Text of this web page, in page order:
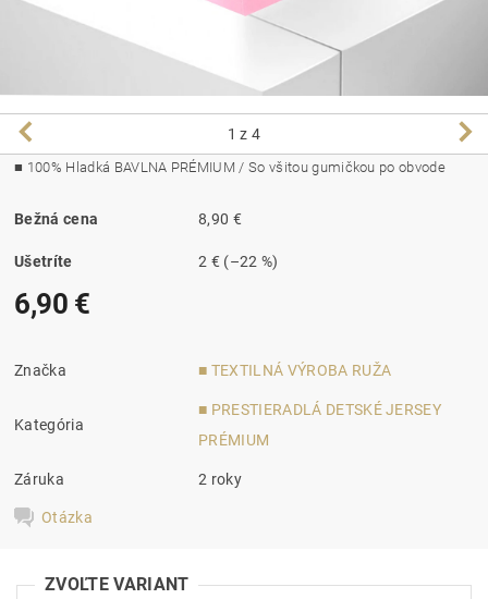
1 z 4
■ 100% Hladká BAVLNA PRÉMIUM / So všitou gumičkou po obvode
Bežná cena 8,90 €
Ušetríte 2 € (–22 %)
6,90 €
Značka ■ TEXTILNÁ VÝROBA RUŽA
Kategória
■ PRESTIERADLÁ DETSKÉ JERSEY
PRÉMIUM
Záruka 2 roky
Otázka
ZVOĽTE VARIANT